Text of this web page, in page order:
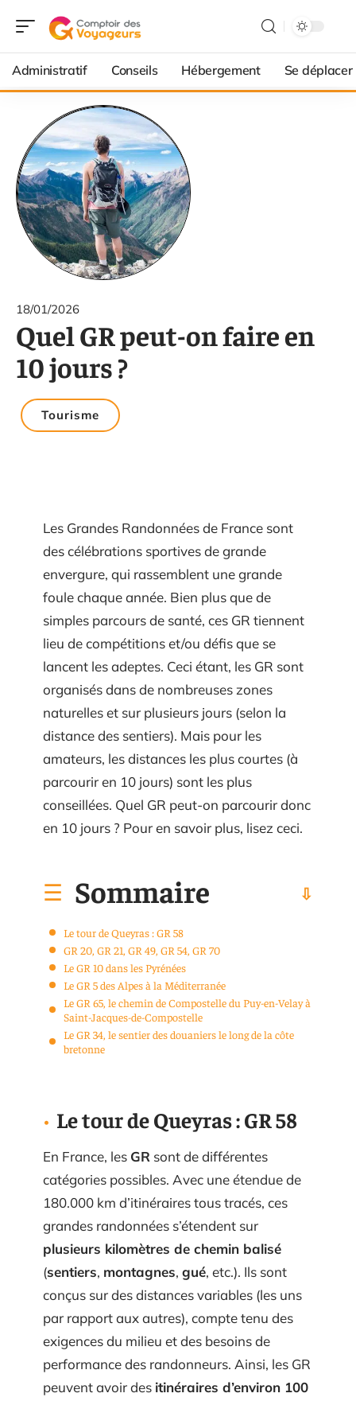
Administratif Conseils Hébergement Se déplacer
18/01/2026
Quel GR peut-on faire en
10 jours ?
Tourisme
Les Grandes Randonnées de France sont
des célébrations sportives de grande
envergure, qui rassemblent une grande
foule chaque année. Bien plus que de
simples parcours de santé, ces GR tiennent
lieu de compétitions et/ou défis que se
lancent les adeptes. Ceci étant, les GR sont
organisés dans de nombreuses zones
naturelles et sur plusieurs jours (selon la
distance des sentiers). Mais pour les
amateurs, les distances les plus courtes (à
parcourir en 10 jours) sont les plus
conseillées. Quel GR peut-on parcourir donc
en 10 jours ? Pour en savoir plus, lisez ceci.
Sommaire
Le tour de Queyras : GR 58
GR 20, GR 21, GR 49, GR 54, GR 70
Le GR 10 dans les Pyrénées
Le GR 5 des Alpes à la Méditerranée
Le GR 65, le chemin de Compostelle du Puy-en-Velay à
Saint-Jacques-de-Compostelle
Le GR 34, le sentier des douaniers le long de la côte
bretonne
Le tour de Queyras : GR 58
En France, les GR sont de différentes
catégories possibles. Avec une étendue de
180.000 km d’itinéraires tous tracés, ces
grandes randonnées s’étendent sur
plusieurs kilomètres de chemin balisé
(sentiers, montagnes, gué, etc.). Ils sont
conçus sur des distances variables (les uns
par rapport aux autres), compte tenu des
exigences du milieu et des besoins de
performance des randonneurs. Ainsi, les GR
peuvent avoir des itinéraires d’environ 100